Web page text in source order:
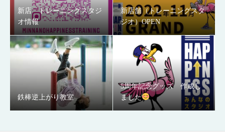
新店 トレーニングスタジ
オ情報
新店舗（トレーニングスタ
ジオ）OPEN
鉄棒逆上がり教室
5周年記念グッズ 作成し
ました